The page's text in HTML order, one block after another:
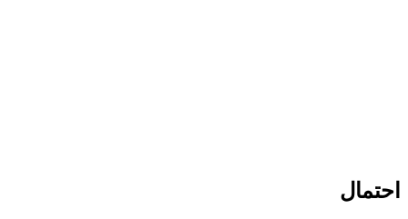
احتمال